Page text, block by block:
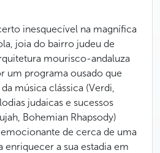
inesquecível na magnífica
joia do bairro judeu de
mourisco-andaluza
um programa ousado que
música clássica (Verdi,
judaicas e sucessos
Bohemian Rhapsody)
de cerca de uma
enriquecer a sua estadia em